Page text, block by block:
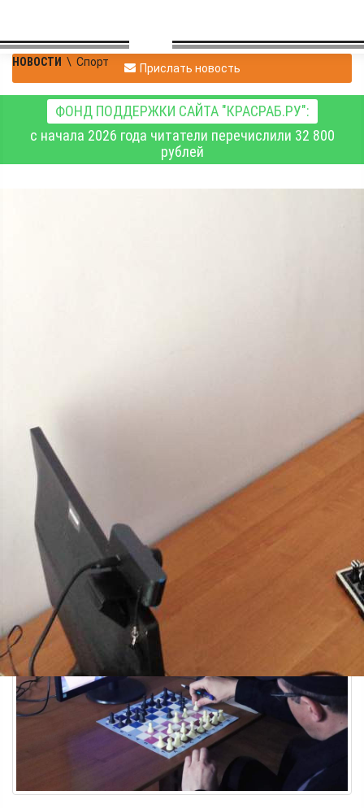
НОВОСТИ \ Спорт Прислать новость
ФОНД ПОДДЕРЖКИ САЙТА "КРАСРАБ.РУ":
с начала 2026 года читатели перечислили 32 800
рублей
Спорт
13.06.2026 12:45